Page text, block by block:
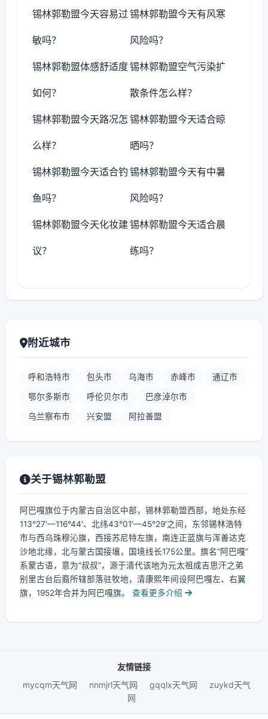
锡林郭勒盟今天容易过
敏吗？
锡林郭勒盟今天有风寒
风险吗？
锡林郭勒盟体感舒适度
如何？
锡林郭勒盟空气污染扩
散条件怎么样？
锡林郭勒盟今天路况怎
么样？
锡林郭勒盟今天适合晾
晒吗？
锡林郭勒盟今天适合钓
鱼吗？
锡林郭勒盟今天有中暑
风险吗？
锡林郭勒盟今天化妆建
议？
锡林郭勒盟今天适合晨
练吗？
附近城市
呼和浩特市 包头市 乌海市 赤峰市 通辽市
鄂尔多斯市 呼伦贝尔市 巴彦淖尔市
乌兰察布市 兴安盟 阿拉善盟
关于锡林郭勒盟
阿巴嘎旗位于内蒙古自治区中部，锡林郭勒盟西部，地处东经
113°27′—116°44′、北纬43°01′—45°29′之间，东邻锡林浩特
市与西乌珠穆沁旗，西接苏尼特左旗，南连正蓝旗与浑善达克
沙地北缘，北与蒙古国接壤，国境线长175公里。旗名“阿巴嘎”
系蒙古语，意为“叔叔”，源于清代该地为元太祖成吉思汗之弟
别里古台后裔所辖部落驻牧地，清康熙年间设阿巴嘎左、右翼
旗，1952年合并为阿巴嘎旗。
查看更多介绍
友情链接
mycqm天气网
nnmjrl天气网 gqqlx天气网
zuykd天气
网